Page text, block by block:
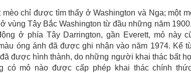
mèo chỉ được tìm thấy ở Washington và Nga; một
vùng Tây Bắc Washington từ đầu những năm
ở phía Tây Darrington, gần Everett, mỏ này
óng ánh đã được ghi nhận vào năm 1974. Kể
được hình thành, do những người khai thác bất
có mỏ nào được cấp phép khai thác chính